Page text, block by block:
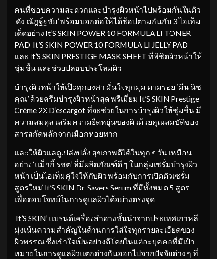
คนที่ชอบความสะดวกและบำรุงผิวหน้าไปพร้อมกันในตัว
‘ดัง ณัฎฐ์ฐชัย’ พร้อมบอกต่อให้ได้ช้อปตามกันกับ 3 ไอเท็ม
เด็ดอย่าง It’S SKIN POWER 10 FORMULA LI TONER
PAD, It’S SKIN POWER 10 FORMULA LI JELLY PAD
และ It’S SKIN PRESTIGE MASK SHEET ที่พิชิตผิวหน้าให้
ชุ่มชื้น และช่วยปลอบประโลมผิว
บำรุงผิวหน้าให้เป๊ะทุกองศา มั่นใจทุกมุม ตามรอย ‘มีน นิช
คุณ’ ด้วยครีมบำรุงผิวหน้าสุด พรีเมี่ยม It’S SKIN Prestige
Crème 2X D’escargot ที่จะช่วยในการบำรุงผิวให้ชุ่มชื้น มี
ความสมดุล เสริมความยืดหยุ่นของผิวด้วยคุณสมบัติของ
สารสกัดหลักจากเมือกหอยทาก
และให้ผิวแลดูเปล่งปลั่ง สุขภาพดีได้ในทุก ๆ วัน เหมือน
อย่าง ‘แม็กกี้ รชต’ ที่มีผลิตภัณฑ์ดี ๆ ในกลุ่มเซรั่มบำรุงผิว
หน้า เป็นไอเท็มคู่ใจให้กับผิว พร้อมกับการเปิดตัวเซรั่ม
สูตรใหม่ It’S SKIN Dr. Savers Serum ที่มีทั้งหมด 5 สูตร
เพื่อตอบโจทย์ในการดูแลผิวได้อย่างตรงจุด
‘It’S SKIN’ แบรนด์เครื่องสำอางชั้นนำจากประเทศเกาหลี
มุ่งเน้นความสำคัญในด้านการใส่ใจทุกรายละเอียดของ
ผิวพรรณ ซึ่งเข้าใจเป็นอย่างดีโดยในแต่ละบุคคลที่มีเป้า
หมายในการดูแลผิวแตกต่างกันออกไปจากปัจจัยต่าง ๆ ที่